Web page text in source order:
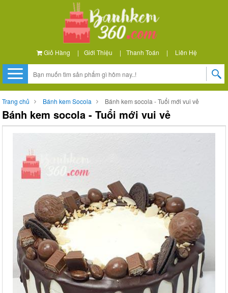
Giỏ Hàng | Giới Thiệu | Thanh Toán | Liên Hệ
Trang chủ Bánh kem Socola Bánh kem socola - Tuổi mới vui vẻ
Bánh kem socola - Tuổi mới vui vẻ